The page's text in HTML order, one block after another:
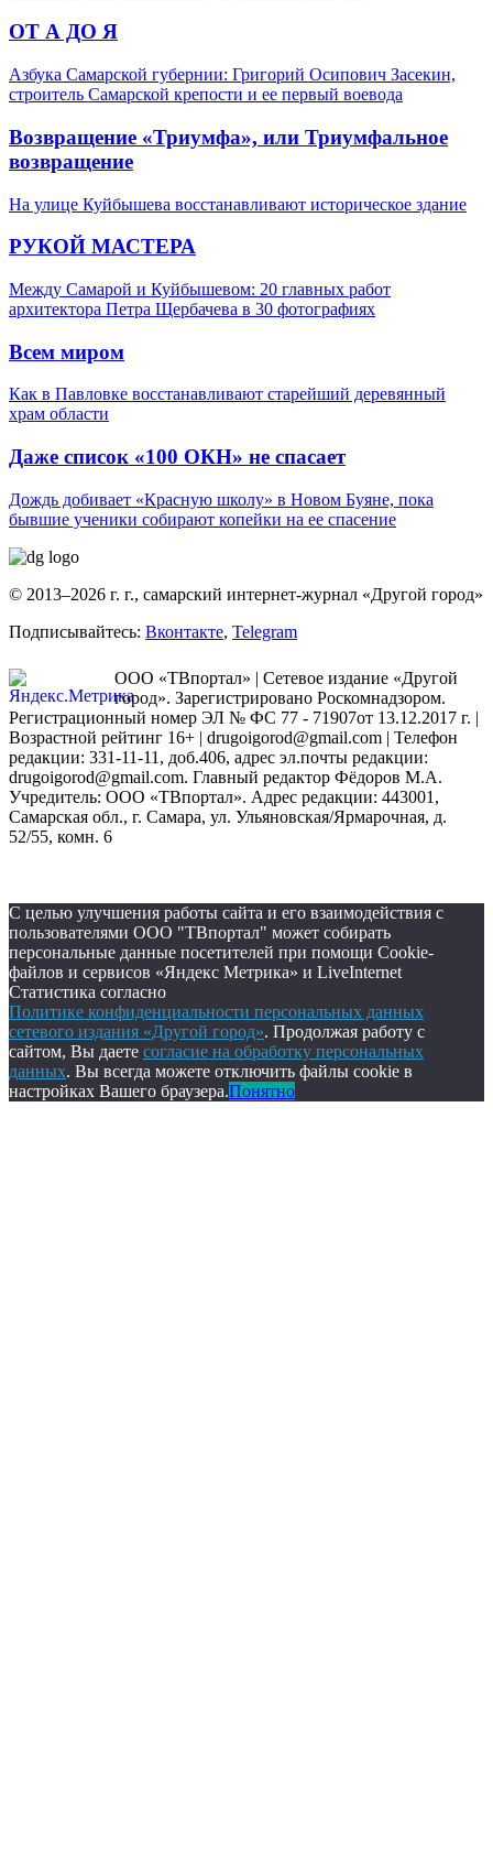
ОТ А ДО Я
Азбука Самарской губернии: Григорий Осипович Засекин,
строитель Самарской крепости и ее первый воевода
Возвращение «Триумфа», или Триумфальное
возвращение
На улице Куйбышева восстанавливают историческое здание
РУКОЙ МАСТЕРА
Между Самарой и Куйбышевом: 20 главных работ
архитектора Петра Щербачева в 30 фотографиях
Всем миром
Как в Павловке восстанавливают старейший деревянный
храм области
Даже список «100 ОКН» не спасает
Дождь добивает «Красную школу» в Новом Буяне, пока
бывшие ученики собирают копейки на ее спасение
© 2013–2026 г. г., самарский интернет-журнал «Другой город»
Подписывайтесь: Вконтакте, Telegram
ООО «ТВпортал» | Сетевое издание «Другой
город». Зарегистрировано Роскомнадзором.
Регистрационный номер ЭЛ № ФС 77 - 71907от 13.12.2017 г. |
Возрастной рейтинг 16+ | drugoigorod@gmail.com | Телефон
редакции: 331-11-11, доб.406, адрес эл.почты редакции:
drugoigorod@gmail.com. Главный редактор Фёдоров М.А.
Учредитель: ООО «ТВпортал». Адрес редакции: 443001,
Самарская обл., г. Самара, ул. Ульяновская/Ярмарочная, д.
52/55, комн. 6
С целью улучшения работы сайта и его взаимодействия с
пользователями ООО "ТВпортал" может собирать
персональные данные посетителей при помощи Cookie-
файлов и сервисов «Яндекс Метрика» и LiveInternet
Статистика согласно
Политике конфиденциальности персональных данных
сетевого издания «Другой город». Продолжая работу с
сайтом, Вы даете согласие на обработку персональных
данных. Вы всегда можете отключить файлы cookie в
настройках Вашего браузера.Понятно